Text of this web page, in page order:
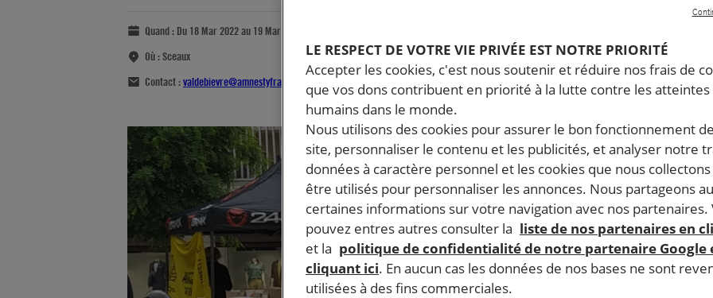
Quand : Du 18 Mar 2022 au 19 Mar 2022
Où :Sceaux
Contact :valdebievre@amnestyfrance.fr
LE RESPECT DE VOTRE VIE PRIVÉE EST NOTRE PRIORITÉ
Accepter les cookies, c'est nous soutenir et réduire nos frais de
que vos dons contribuent en priorité à la lutte contre les
humains dans le monde.
Nous utilisons des cookies pour assurer le bon fonctionnement
site, personnaliser le contenu et les publicités, et analyser notre
données à caractère personnel et les cookies que nous
être utilisés pour personnaliser les annonces. Nous partageons
certaines informations sur votre navigation avec nos partenaires.
pouvez entres autres consulter la liste de nos partenaires en
et la politique de confidentialité de notre partenaire Google
cliquant ici. En aucun cas les données de nos bases ne sont
utilisées à des fins commerciales.